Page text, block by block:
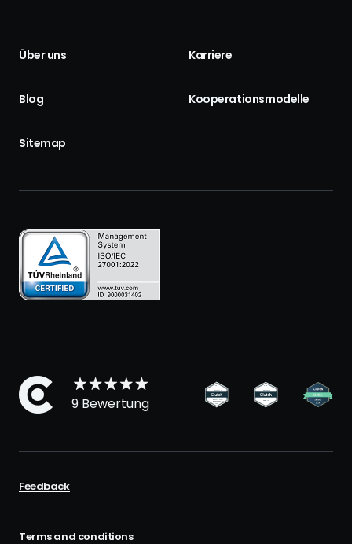
Über uns Karriere
Blog Kooperationsmodelle
Sitemap
9 Bewertung
Feedback
Terms and conditions